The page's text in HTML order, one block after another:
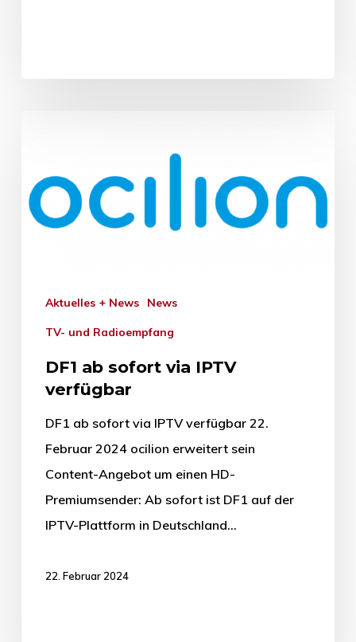
Aktuelles + News News
TV- und Radioempfang
DF1 ab sofort via IPTV
verfügbar
DF1 ab sofort via IPTV verfügbar 22.
Februar 2024 ocilion erweitert sein
Content-Angebot um einen HD-
Premiumsender: Ab sofort ist DF1 auf der
IPTV-Plattform in Deutschland…
22. Februar 2024